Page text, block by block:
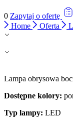
0 Zapytaj o ofertę
Home
Oferta
Lampa obrysowa
Dostępne kolory:
Typ lampy: LED